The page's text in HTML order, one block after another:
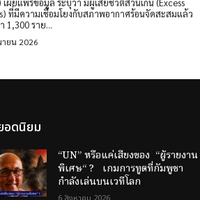
เผยแพร่ข้อมูล ระบุว่า มีผู้เสียชีวิตส่วนเกิน (Excess
ที่มีความเชื่อมโยงกับสภาพอากาศร้อนจัดสะสมแล้ว
1,300 ราย...
ยน 2026
อดนิยม
“UN” หรือแค่เสียงของ “ผู้รายงาน
พิเศษ“ ? เกมการทูตที่กัมพูชา
กำลังเล่นบนเวทีโลก